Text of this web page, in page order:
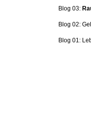
Blog 03:
Blog 02:
Blog 01: